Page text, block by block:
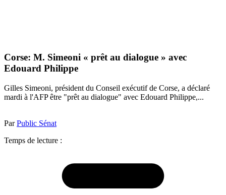
Corse: M. Simeoni « prêt au dialogue » avec
Edouard Philippe
Gilles Simeoni, président du Conseil exécutif de Corse, a déclaré
mardi à l'AFP être "prêt au dialogue" avec Edouard Philippe,...
ParPublic Sénat
Temps de lecture :